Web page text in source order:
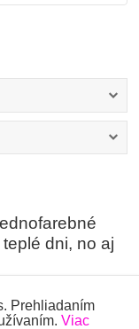
dni, no aj
Prehliadaním
Viac